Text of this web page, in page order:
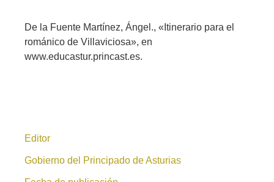
De la Fuente Martínez, Ángel., «Itinerario para el
románico de Villaviciosa», en
www.educastur.princast.es.
Editor
Gobierno del Principado de Asturias